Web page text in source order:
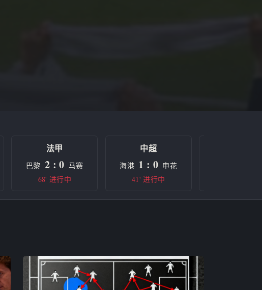
法甲
巴黎 2 : 0 马赛
68' 进行中
中超
海港 1 : 0 申花
41' 进行中